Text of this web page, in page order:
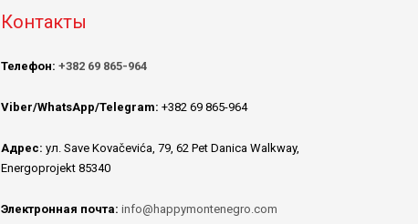
Контакты
Телефон: +382 69 865-964
Viber/WhatsApp/Telegram: +382 69 865-964
Адрес: ул. Save Kovačevića, 79, 62 Pet Danica Walkway,
Energoprojekt 85340
Электронная почта: info@happymontenegro.com